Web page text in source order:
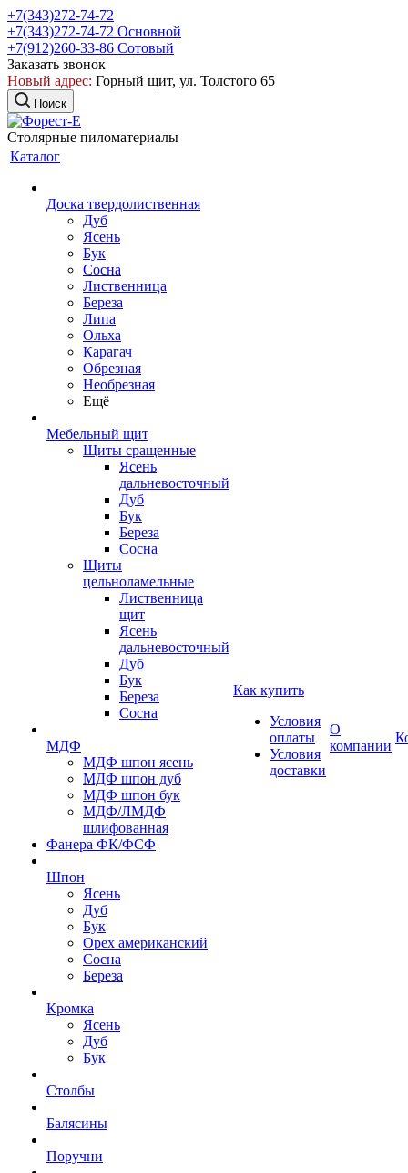
+7(343)272-74-72
+7(343)272-74-72 Основной
+7(912)260-33-86 Сотовый
Заказать звонок
Новый адрес: Горный щит, ул. Толстого 65
Поиск
Столярные пиломатериалы
Каталог
Доска твердолиственная
Дуб
Ясень
Бук
Сосна
Лиственница
Береза
Липа
Ольха
Карагач
Обрезная
Необрезная
Ещё
Мебельный щит
Щиты сращенные
Ясень
дальневосточный
Дуб
Бук
Береза
Сосна
Щиты
цельноламельные
Лиственница
щит
Ясень
дальневосточный
Дуб
Бук
Береза
Сосна
МДФ
МДФ шпон ясень
МДФ шпон дуб
МДФ шпон бук
МДФ/ЛМДФ
шлифованная
Фанера ФК/ФСФ
Шпон
Ясень
Дуб
Бук
Орех американский
Сосна
Береза
Кромка
Ясень
Дуб
Бук
Столбы
Балясины
Поручни
Как купить
Условия
оплаты
Условия
доставки
О
компании